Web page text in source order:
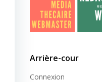
Arrière-cour
Connexion